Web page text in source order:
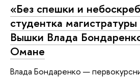
«Без спешки и
студентка
Вышки Влада
Омане
Влада Бондаренко —